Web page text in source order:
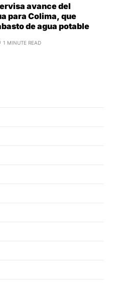
avance del
para Colima, que
de agua potable
1 MINUTE READ